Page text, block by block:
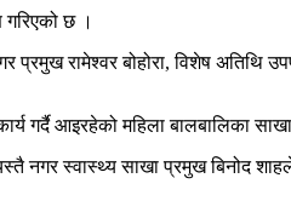
छ ।
प्रमुख रामेश्वर बोहोरा, विशेष
गर्दै आइरहेको महिला बालबालिका
नगर स्वास्थ्य साखा प्रमुख बिनोद